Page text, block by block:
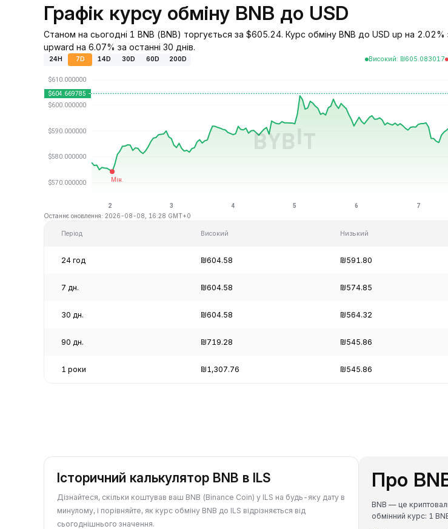
Графік курсу обміну BNB до USD
Станом на сьогодні 1 BNB (BNB) торгується за $605.24. Курс обміну BNB до USD up на
upward на 6.07% за останні 30 днів.
24H 7D 14D 30D 60D 200D Високий: ₪605.083017
Останнє оновлення: 2026-08-08, 16:28 GMT+0
Період Високий Низький
24 год ₪604.58 ₪591.80
7 дн. ₪604.58 ₪574.85
30 дн. ₪604.58 ₪564.32
90 дн. ₪719.28 ₪545.86
1 роки ₪1,307.76 ₪545.86
Історичний калькулятор BNB в ILS
Дізнайтеся, скільки коштував ваш BNB (Binance Coin) у ILS на будь-яку дату в
минулому, і порівняйте, як курс обміну BNB до ILS відрізняється від
сьогоднішнього значення.
Про
BNB — це
обмінний курс: 1